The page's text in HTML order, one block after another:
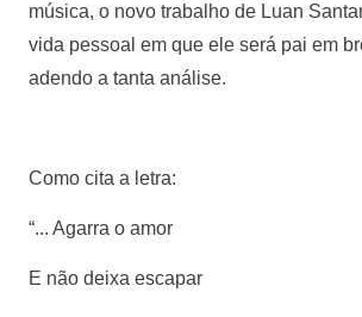
música, o novo trabalho de Luan
vida pessoal em que ele será pai em
adendo a tanta análise.
Como cita a letra:
“... Agarra o amor
E não deixa escapar